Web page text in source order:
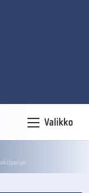
Valikko